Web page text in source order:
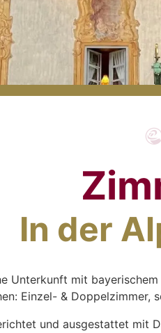
In der
Unterkunft mit
Einzel- & Doppelzimmer,
und ausgestattet mit